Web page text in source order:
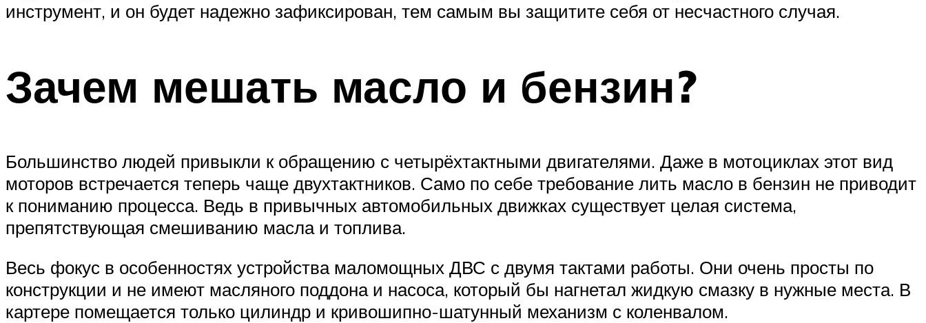
инструмент, и он будет надежно зафиксирован, тем самым вы защитите себя от несчастного случая.
Зачем мешать масло и бензин?
Большинство людей привыкли к обращению с четырёхтактными двигателями. Даже в мотоциклах этот вид
моторов встречается теперь чаще двухтактников. Само по себе требование лить масло в бензин не приводит
к пониманию процесса. Ведь в привычных автомобильных движках существует целая система,
препятствующая смешиванию масла и топлива.
Весь фокус в особенностях устройства маломощных ДВС с двумя тактами работы. Они очень просты по
конструкции и не имеют масляного поддона и насоса, который бы нагнетал жидкую смазку в нужные места. В
картере помещается только цилиндр и кривошипно-шатунный механизм с коленвалом.